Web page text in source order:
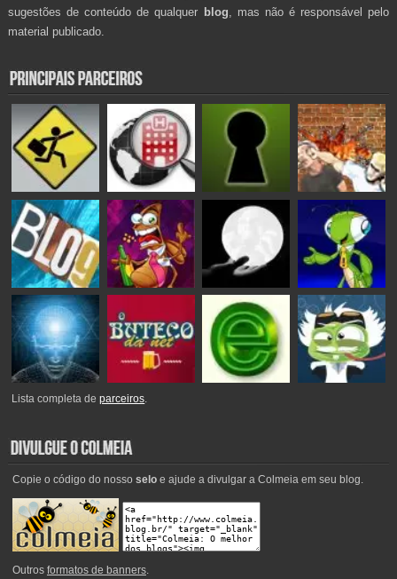
sugestões de conteúdo de qualquer blog , mas não é responsável pelo
material publicado.
Lista completa deparceiros.
Copie o código do nosso seloe ajude a divulgar a Colmeia em seu blog.
Outros formatos de banners.